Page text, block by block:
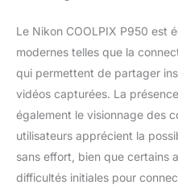
Le Nikon COOLPIX P950 est
modernes telles que la
qui permettent de partager
vidéos capturées. La
également le visionnage des
utilisateurs apprécient la
sans effort, bien que certains
difficultés initiales pour